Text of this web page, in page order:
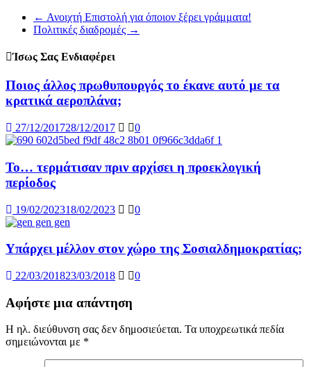
← Ανοιχτή Επιστολή για όποιον ξέρει γράμματα!
Πολιτικές διαδρομές →
Ίσως Σας Ενδιαφέρει
Ποιος άλλος πρωθυπουργός το έκανε αυτό με τα
κρατικά αεροπλάνα;
27/12/201728/12/2017 0
Το… τερμάτισαν πριν αρχίσει η προεκλογική
περίοδος
19/02/202318/02/2023 0
Υπάρχει μέλλον στον χώρο της Σοσιαλδημοκρατίας;
22/03/201823/03/2018 0
Αφήστε μια απάντηση
Η ηλ. διεύθυνση σας δεν δημοσιεύεται. Τα υποχρεωτικά πεδία
σημειώνονται με *